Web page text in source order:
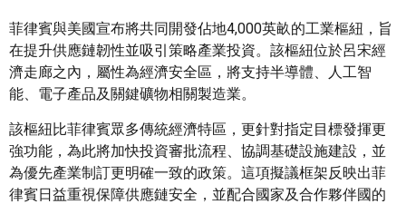
菲律賓與美國宣布將共同開發佔地4,000英畝的工業樞紐，旨
在提升供應鏈韌性並吸引策略產業投資。該樞紐位於呂宋經
濟走廊之內，屬性為經濟安全區，將支持半導體、人工智
能、電子產品及關鍵礦物相關製造業。
該樞紐比菲律賓眾多傳統經濟特區，更針對指定目標發揮更
強功能，為此將加快投資審批流程、協調基礎設施建設，並
為優先產業制訂更明確一致的政策。這項擬議框架反映出菲
律賓日益重視保障供應鏈安全，並配合國家及合作夥伴國的